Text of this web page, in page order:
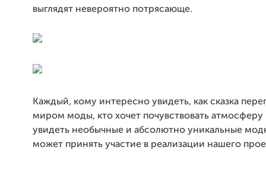
выглядят невероятно потрясающе.
Каждый, кому интересно увидеть, как сказка
миром моды, кто хочет почувствовать атмосферу
увидеть необычные и абсолютно уникальные
может принять участие в реализации нашего